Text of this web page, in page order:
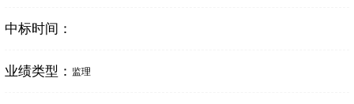
中标时间：
业绩类型： 监理